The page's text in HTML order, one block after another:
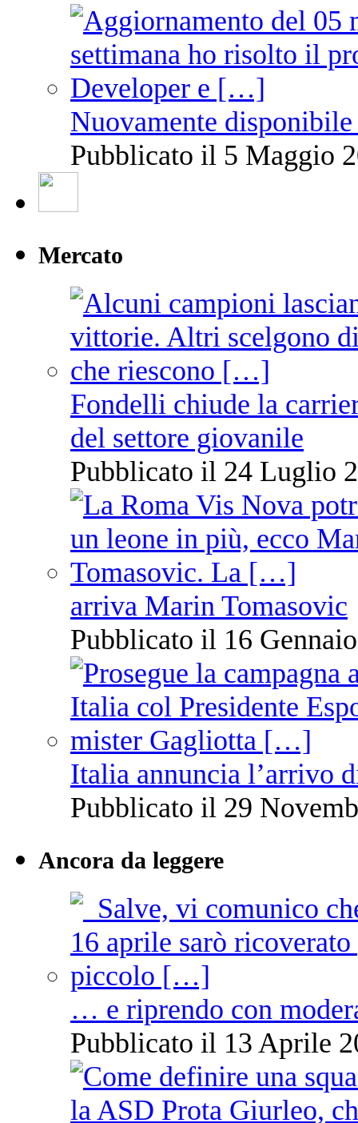
Nuovamente
Pubblicato il 5 Maggio
Mercato
Fondelli chiude la
del settore giovanile
Pubblicato il 24 Luglio
arriva Marin Tomasovic
Pubblicato il 16
Italia annuncia l’arrivo
Pubblicato il 29
Ancora da leggere
… e riprendo con
Pubblicato il 13 Aprile